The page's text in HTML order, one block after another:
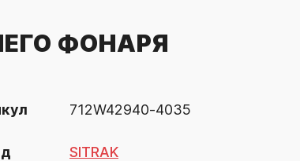
ФОНАРЯ
712W42940-4035
SITRAK